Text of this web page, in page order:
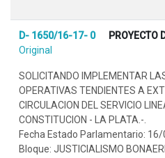
D- 1650/16-17- 0 PROYECTO
Original
SOLICITANDO IMPLEMENTAR
OPERATIVAS TENDIENTES A
CIRCULACION DEL SERVICIO
CONSTITUCION - LA PLATA.-.
Fecha Estado Parlamentario:
Bloque: JUSTICIALISMO